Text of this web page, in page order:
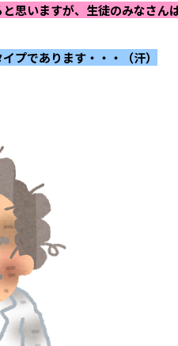
思いますが、生徒のみなさ
プであります・・・（汗）